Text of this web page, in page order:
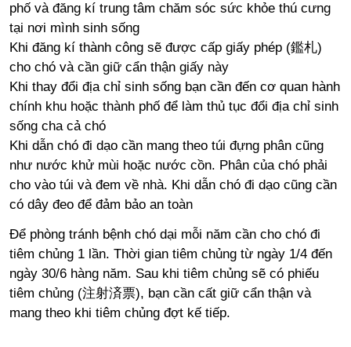
phố và đăng kí trung tâm chăm sóc sức khỏe thú cưng
tại nơi mình sinh sống
Khi đăng kí thành công sẽ được cấp giấy phép (鑑札)
cho chó và cần giữ cẩn thận giấy này
Khi thay đổi địa chỉ sinh sống bạn cần đến cơ quan hành
chính khu hoặc thành phố để làm thủ tục đổi địa chỉ sinh
sống cha cả chó
Khi dẫn chó đi dạo cần mang theo túi đựng phân cũng
như nước khử mùi hoặc nước cồn. Phân của chó phải
cho vào túi và đem về nhà. Khi dẫn chó đi dạo cũng cần
có dây đeo để đảm bảo an toàn
Để phòng tránh bệnh chó dại mỗi năm cần cho chó đi
tiêm chủng 1 lần. Thời gian tiêm chủng từ ngày 1/4 đến
ngày 30/6 hàng năm. Sau khi tiêm chủng sẽ có phiếu
tiêm chủng (注射済票), bạn cần cất giữ cẩn thận và
mang theo khi tiêm chủng đợt kế tiếp.